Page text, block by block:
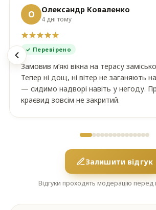
О Олександр Коваленко
4 дні тому
✓ Перевірено
Замовив м’які вікна на терасу
Тепер ні дощ, ні вітер не заганяють
— сидимо надворі навіть у негоду.
краєвид зовсім не закритий.
Залишити відгук
Відгуки проходять модерацію перед